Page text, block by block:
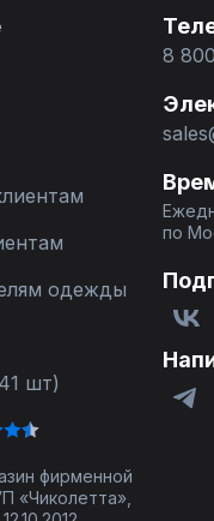
одежды
шт)
8
по
фирменной
«Чиколетта»,